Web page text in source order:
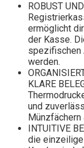
ROBUST
ermöglicht
der Kasse.
spezifischen
werden.
KLARE
und
INTUITIVE
die